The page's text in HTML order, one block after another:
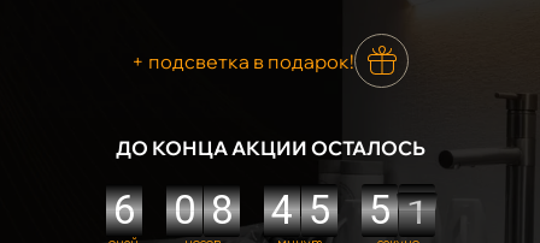
+ подсветка в подарок!
ДО КОНЦА АКЦИИ ОСТАЛОСЬ